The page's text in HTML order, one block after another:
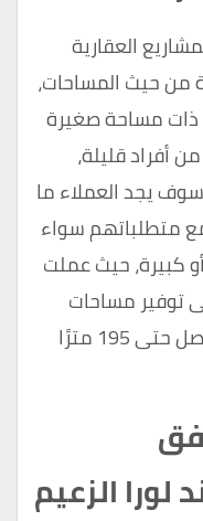
العقارية
من حيث المساحات،
مساحة صغيرة
أفراد قليلة،
يجد العملاء ما
متطلباتهم سواء
كبيرة، حيث عملت
توفير مساحات
مميزة تبدأ من 65 مترًا مربعًا وتصل حتى 195 مترًا
الزعيم